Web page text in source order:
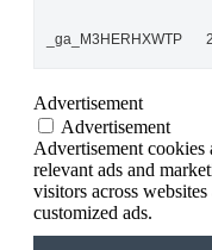
_ga_M3HERHXWTP
Advertisement
Advertisement
Advertisement
relevant ads and
visitors across
customized ads.